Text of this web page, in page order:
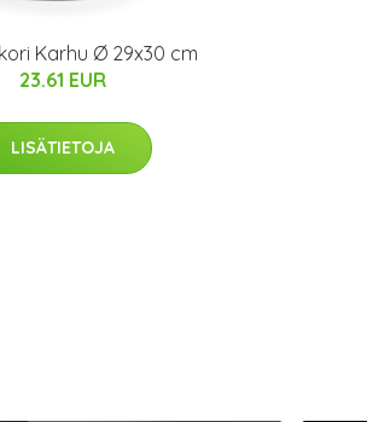
Karhu Ø 29x30 cm
23.61 EUR
LISÄTIETOJA